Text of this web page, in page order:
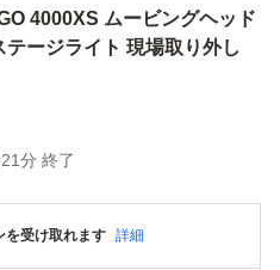
属・ケース付き】
④照明舞台
M-2400310
4000XS ムービングヘッド
ージライト 現場取り外し
分 終了
を受け取れます 詳細